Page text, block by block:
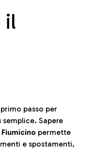
il
passo per
Sapere
permette
e spostamenti,